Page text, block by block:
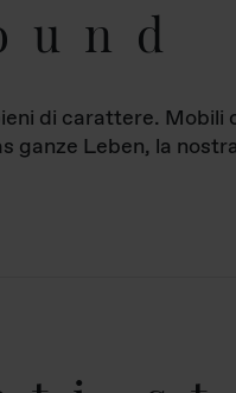
di carattere.
ganze Leben, la